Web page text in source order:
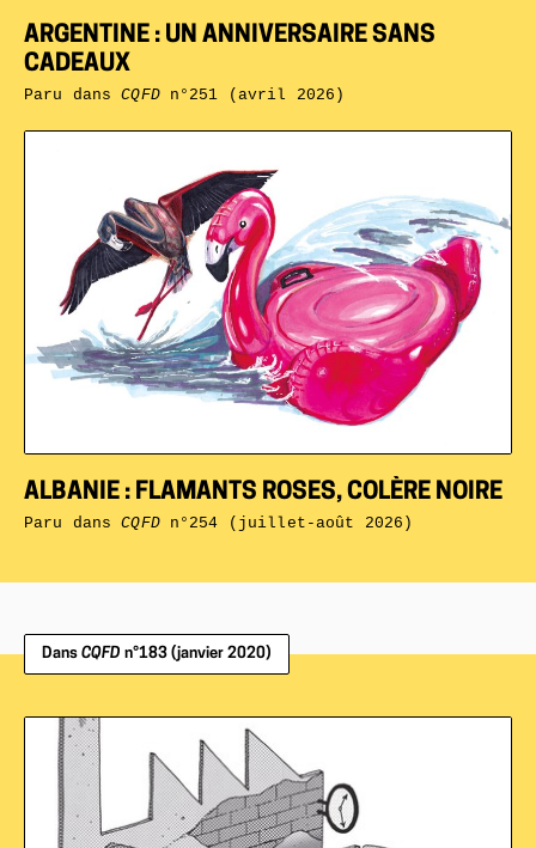
ALBANIE : FLAMANTS ROSES, COLÈRE NOIRE
Paru dansCQFDn°254 (juillet-août 2026)
ARGENTINE : UN ANNIVERSAIRE SANS
CADEAUX
Paru dansCQFDn°251 (avril 2026)
Dans CQFD n°183 (janvier 2020)